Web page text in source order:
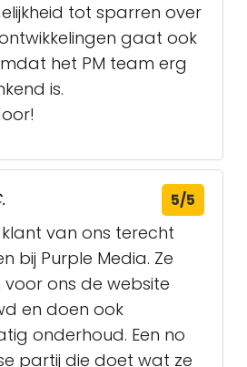
tot sparren over
gaat ook
het PM team erg
is.
5/5
van ons terecht
bij Purple Media. Ze
ons de website
en doen ook
onderhoud. Een no
partij die doet wat ze